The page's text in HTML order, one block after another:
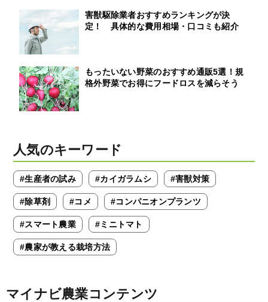
害獣駆除業者おすすめランキングが決
定！ 具体的な費用相場・口コミも紹介
もったいない野菜のおすすめ通販5選！規
格外野菜でお得にフードロスを減らそう
人気のキーワード
#生産者の試み #カイガラムシ #害獣対策
#除草剤 #コメ #コンパニオンプランツ
#スマート農業 #ミニトマト
#農家が教える栽培方法
マイナビ農業コンテンツ